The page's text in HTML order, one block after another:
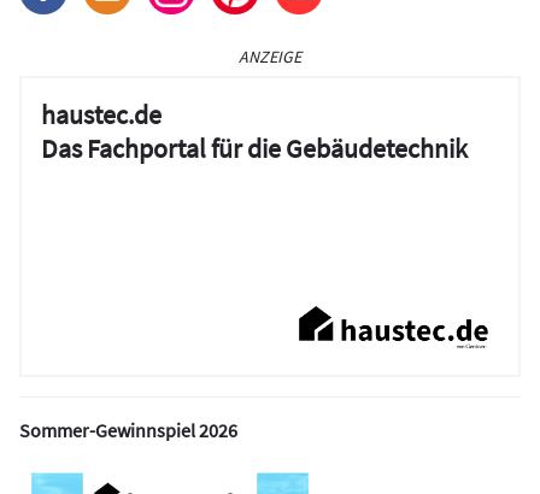
ANZEIGE
haustec.de
Das Fachportal für die Gebäudetechnik
Sommer-Gewinnspiel 2026